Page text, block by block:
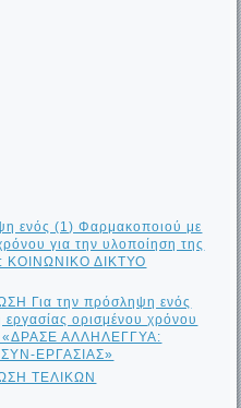
ενός (1) Φαρμακοποιού με
για την υλοποίηση της
ΚΟΙΝΩΝΙΚΟ ΔΙΚΤΥΟ
Για την πρόσληψη ενός
ορισμένου χρόνου
«ΔΡΑΣΕ ΑΛΛΗΛΕΓΓΥΑ:
ΕΡΓΑΣΙΑΣ»
ΤΕΛΙΚΩΝ